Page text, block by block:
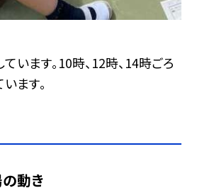
います。10時、12時、14時ごろ
ます。
動き